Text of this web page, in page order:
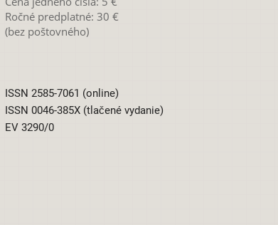
Ročné predplatné: 30 €
(bez poštovného)
ISSN 2585-7061 (online)
ISSN 0046-385X (tlačené vydanie)
EV 3290/0